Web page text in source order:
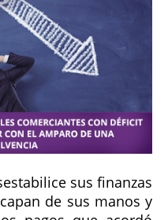
sus finanzas
de sus manos y